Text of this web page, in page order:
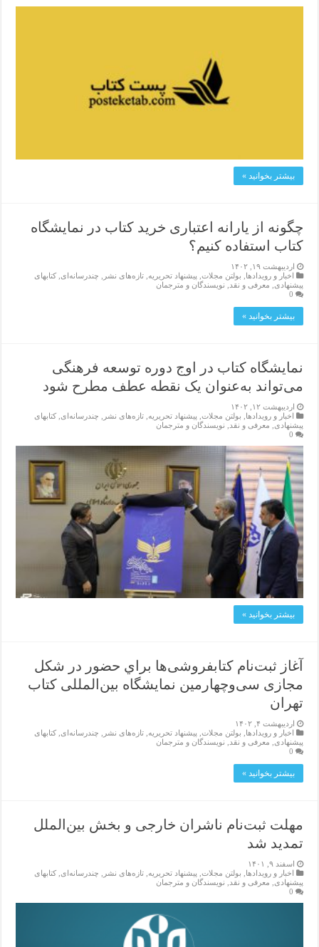
بیشتر بخوانید »
چگونه از یارانه اعتباری خرید کتاب در نمایشگاه
کتاب استفاده کنیم؟
اردیبهشت ۱۹, ۱۴۰۲
اخبار و رویدادها
بولتن مجلات پیشنهاد تحریریه ,تازەهای نشر چندرسانه‌ای ,کتابهای
پیشنهادی
معرفی و نقد
نویسندگان و مترجمان
0
بیشتر بخوانید »
نمایشگاه کتاب در اوج دوره توسعه فرهنگی
می‌تواند به‌عنوان یک نقطه عطف مطرح شود
اردیبهشت ۱۲, ۱۴۰۲
اخبار و رویدادها
بولتن مجلات پیشنهاد تحریریه ,تازەهای نشر چندرسانه‌ای ,کتابهای
پیشنهادی
معرفی و نقد
نویسندگان و مترجمان
0
بیشتر بخوانید »
آغاز ثبت‌نام کتابفروشی‌ها براي حضور در شکل
مجازی سی‌و‌چهارمین نمایشگاه بین‌المللی کتاب
تهران
اردیبهشت ۴, ۱۴۰۲
اخبار و رویدادها, بولتن مجلات, پیشنهاد تحریریه,تازەهای نشر , چندرسانه‌ای,کتابهای
پیشنهادی, معرفی و نقد, نویسندگان و مترجمان
0
بیشتر بخوانید »
مهلت ثبت‌نام ناشران خارجی و بخش بین‌الملل
تمدید شد
اسفند ۹, ۱۴۰۱
اخبار و رویدادها, بولتن مجلات, پیشنهاد تحریریه,تازەهای نشر , چندرسانه‌ای,کتابهای
پیشنهادی, معرفی و نقد, نویسندگان و مترجمان
0